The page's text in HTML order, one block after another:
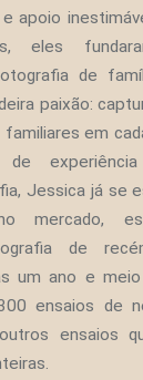
apoio
eles
de
paixão:
em
experiência
Jessica já se
mercado,
de
um ano e
ensaios de
ensaios